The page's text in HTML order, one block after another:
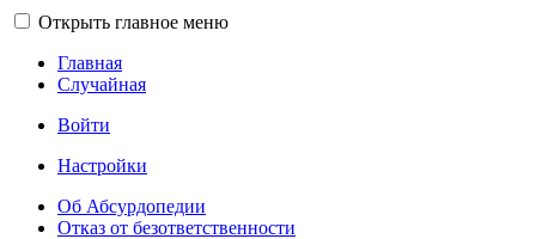
Открыть главное меню
Главная
Случайная
Войти
Настройки
Об Абсурдопедии
Отказ от безответственности